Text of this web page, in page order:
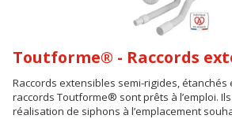
Toutforme® - Raccords
Raccords extensibles semi-rigides, étanchés
raccords Toutforme® sont prêts à l’emploi.
réalisation de siphons à l’emplacement